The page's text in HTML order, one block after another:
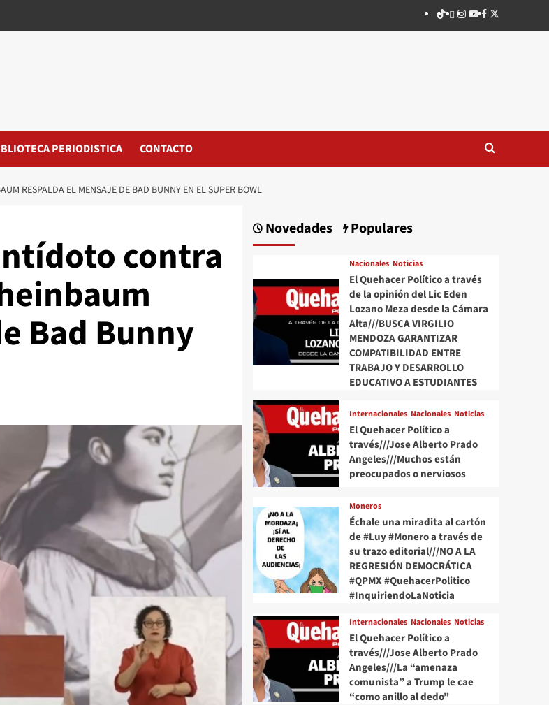
TikTok
threads
Instagram
Youtube
Facebook
X
PERIODISTICA CONTACTO
RESPALDA EL MENSAJE DE BAD BUNNY EN EL SUPER BOWL
contra
Bad Bunny
Novedades Populares
Nacionales Noticias
El Quehacer Político a través
de la opinión del Lic Eden
Lozano Meza desde la Cámara
Alta///BUSCA VIRGILIO
MENDOZA GARANTIZAR
COMPATIBILIDAD ENTRE
TRABAJO Y DESARROLLO
EDUCATIVO A ESTUDIANTES
Internacionales Nacionales Noticias
El Quehacer Político a
través///Jose Alberto Prado
Angeles///Muchos están
preocupados o nerviosos
Moneros
Échale una miradita al cartón
de #Luy #Monero a través de
su trazo editorial///NO A LA
REGRESIÓN DEMOCRÁTICA
#QPMX #QuehacerPolitico
#InquiriendoLaNoticia
Internacionales Nacionales Noticias
El Quehacer Político a
través///Jose Alberto Prado
Angeles///La “amenaza
comunista” a Trump le cae
“como anillo al dedo”